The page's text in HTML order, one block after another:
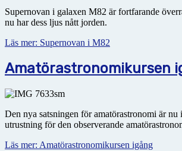
Supernovan i galaxen M82 är fortfarande
nu har dess ljus nått jorden.
Läs mer: Supernovan i M82
Amatörastronomikursen
Den nya satsningen för amatörastronomi är
utrustning för den observerande
Läs mer: Amatörastronomikursen igång